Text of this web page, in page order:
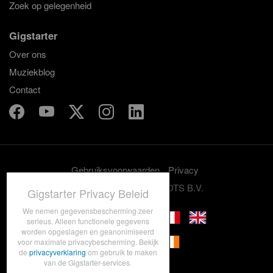
Zoek op gelegenheid
Gigstarter
Over ons
Muziekblog
Contact
Gebruiksvoorwaarden
Privacy
© 2012-2026 GRASSROOTS B.V.
Gigstarter Privacy Beleid
We nemen gegevensbescherming zeer
serieus. Alleen functionele gegevens
worden opgeslagen en geanonimiseerd
voor maximale privacybescherming. Bekijk
de privacyverklaring om gebruik te maken
van de Gigstarter-services.